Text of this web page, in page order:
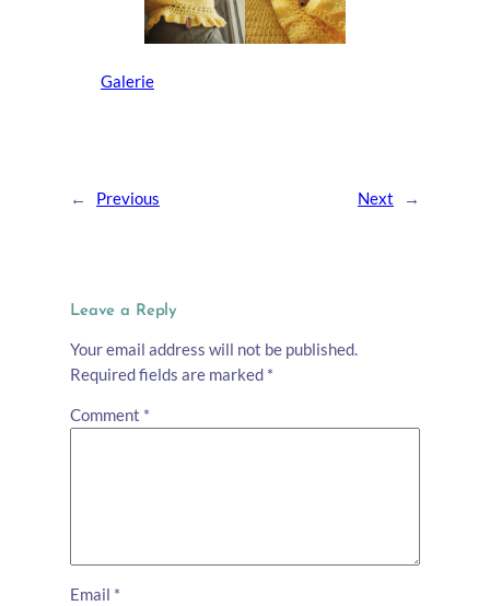
Galerie
← Previous Next →
Leave a Reply
Your email address will not be published.
Required fields are marked *
Comment *
Email *